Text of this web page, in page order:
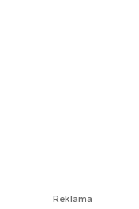
Reklama